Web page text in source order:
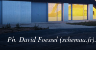
Ph. David Foessel (schemaa.fr).